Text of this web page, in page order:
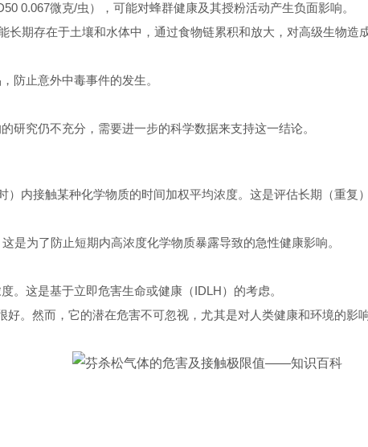
0.067微克/虫），可能对蜂群健康及其授粉活动产生负面影响。
长期存在于土壤和水体中，通过食物链累积和放大，对高级生物造成
防止意外中毒事件的发生。
研究仍不充分，需要进一步的科学数据来支持这一结论。
）内接触某种化学物质的时间加权平均浓度。这是评估长期（重复
是为了防止短期内高浓度化学物质暴露导致的急性健康影响。
。这是基于立即危害生命或健康（IDLH）的考虑。
。然而，它的潜在危害不可忽视，尤其是对人类健康和环境的